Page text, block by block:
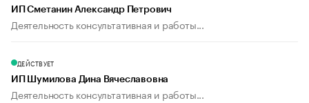
ИП Сметанин Александр Петрович
Деятельность консультативная и работы...
ДЕЙСТВУЕТ
ИП Шумилова Дина Вячеславовна
Деятельность консультативная и работы...